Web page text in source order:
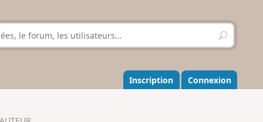
R
e
h
e
r
Inscription Connexion